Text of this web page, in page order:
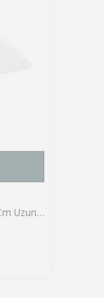
Eglo 901476 "ROVITO-Z" 50 Cm Uzunluğunda Beyaz Plastik Led Panel Ip44